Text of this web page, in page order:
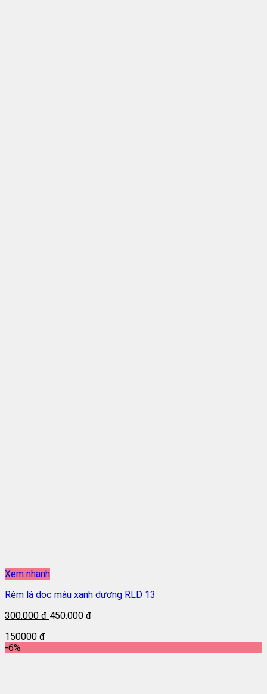
Xem nhanh
Rèm lá dọc màu xanh dương RLD 13
300.000 đ 450.000 đ
150000 đ
-6%